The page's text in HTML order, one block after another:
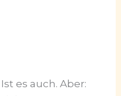
es auch. Aber: